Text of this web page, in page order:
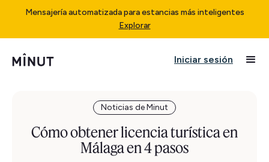
Mensajería automatizada para estancias más inteligentes
Explorar
Iniciar sesión
Noticias de Minut
Cómo obtener licencia turística en
Málaga en 4 pasos